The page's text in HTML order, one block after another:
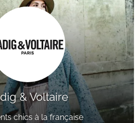
& Voltaire
chics à la française